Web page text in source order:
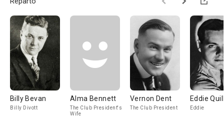
Billy Bevan
Billy Divott
Alma Bennett
The Club President's
Wife
Vernon Dent
The Club President
Eddie
Eddie